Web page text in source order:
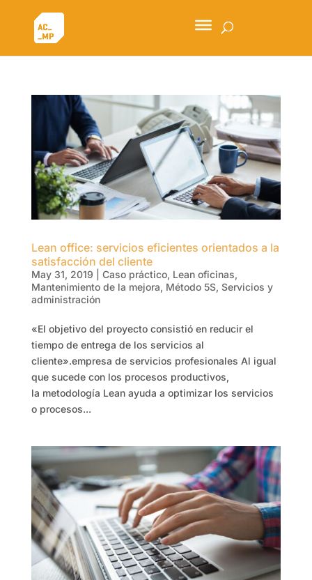
Lean office: servicios eficientes orientados a la
satisfacción del cliente
May 31, 2019 Caso práctico, Lean oficinas,
Mantenimiento de la mejora, Método 5S, Servicios y
administración
«El objetivo del proyecto consistió en reducir el
tiempo de entrega de los servicios al
cliente».empresa de servicios profesionales Al igual
que sucede con los procesos productivos,
la metodología Lean ayuda a optimizar los servicios
o procesos...